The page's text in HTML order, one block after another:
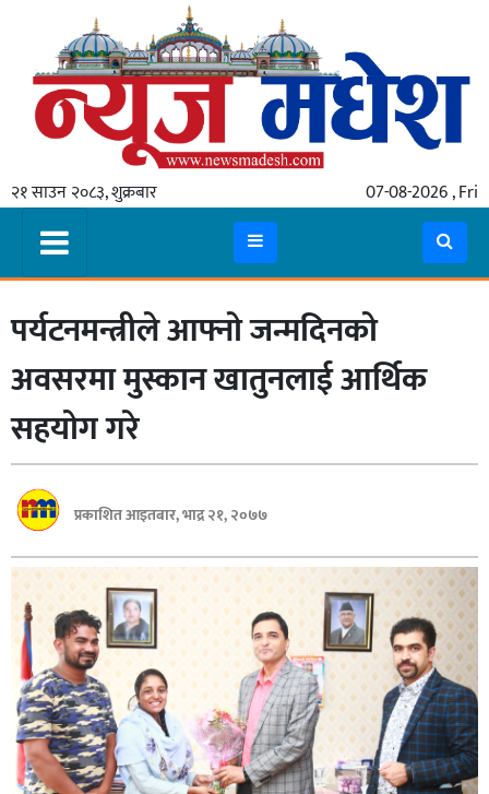
२१ साउन २०८३, शुक्रबार 07-08-2026 , Fri
गृहपृष्ठ
स्थानीय
प्रदेश
मधेश
प्रदेश
लुम्बिनी
बागमती
सुदूरपश्चिम
मधेश
विशेष
राजनीति
प्रमुख
समाचार
पर्यटनमन्त्रीले आफ्नाे जन्मदिनको
अवसरमा मुस्कान खातुनलाई आर्थिक
सहयोग गरे
प्रकाशित आइतबार, भाद्र २१, २०७७